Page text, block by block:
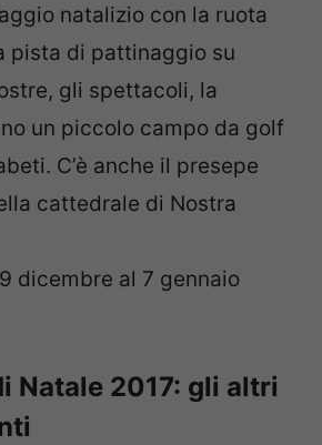
natalizio con la ruota
pista di pattinaggio su
gli spettacoli, la
un piccolo campo da golf
C’è anche il presepe
cattedrale di Nostra
dicembre al 7 gennaio
Natale 2017: gli altri